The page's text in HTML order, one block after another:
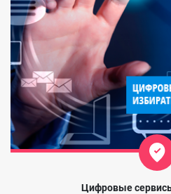
Цифровые